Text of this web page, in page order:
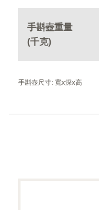
手斟壺重量
(千克)
手斟壺尺寸: 寬x深x高